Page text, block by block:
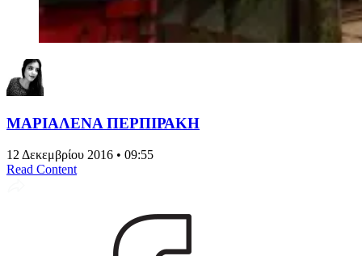
ΜΑΡΙΑΛΕΝΑ ΠΕΡΠΙΡΑΚΗ
12 Δεκεμβρίου 2016 • 09:55
Read Content